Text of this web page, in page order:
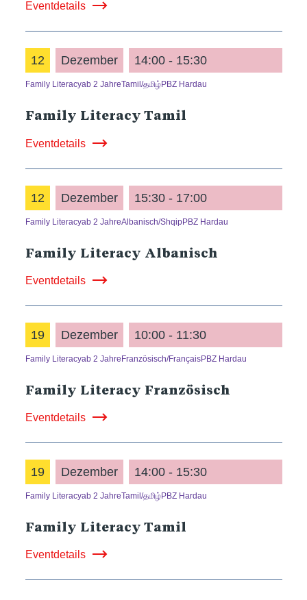
Eventdetails
12 Dezember 14:00 - 15:30
Family Literacyab 2 JahreTamil/தமிழ்PBZ Hardau
Family Literacy Tamil
Eventdetails
12 Dezember 15:30 - 17:00
Family Literacyab 2 JahreAlbanisch/ShqipPBZ Hardau
Family Literacy Albanisch
Eventdetails
19 Dezember 10:00 - 11:30
Family Literacyab 2 Jahre Französisch/FrançaisPBZ Hardau
Family Literacy Französisch
Eventdetails
19 Dezember 14:00 - 15:30
Family Literacyab 2 JahreTamil/தமிழ்PBZ Hardau
Family Literacy Tamil
Eventdetails